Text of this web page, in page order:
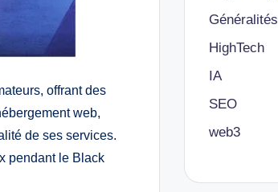
offrant des
web,
de ses services.
pendant le Black
Généralités
HighTech
IA
SEO
web3